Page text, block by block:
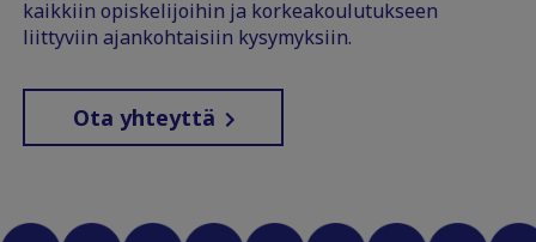
kaikkiin opiskelijoihin ja korkeakoulutukseen
liittyviin ajankohtaisiin kysymyksiin.
Ota yhteyttä